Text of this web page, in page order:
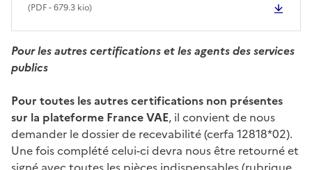
(PDF- 679.3 kio)
Pour les autres certifications et les agents des services
publics
Pour toutes les autres certifications non présentes
sur la plateforme France VAE, il convient de nous
demander le dossier de recevabilité (cerfa 12818*02).
Une fois complété celui-ci devra nous être retourné et